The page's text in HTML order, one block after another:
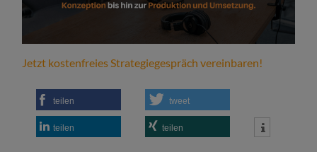
Jetzt kostenfreies Strategiegespräch vereinbaren!
teilen tweet
teilen teilen